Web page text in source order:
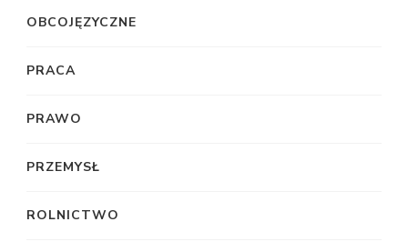
OBCOJĘZYCZNE
PRACA
PRAWO
PRZEMYSŁ
ROLNICTWO